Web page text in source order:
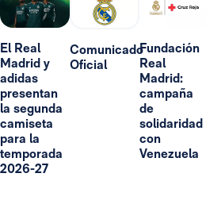
El Real
Madrid y
adidas
presentan
la segunda
camiseta
para la
temporada
2026-27
Comunicado
Oficial
Fundación
Real
Madrid:
campaña
de
solidaridad
con
Venezuela